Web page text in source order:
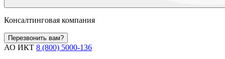
Консалтинговая компания
Перезвонить вам?
АО ИКТ 8 (800) 5000-136